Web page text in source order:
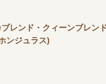
レンド・クィーンブレン
ンジュラス)